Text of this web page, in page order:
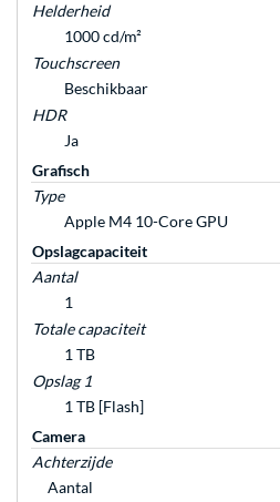
Helderheid
1000 cd/m²
Touchscreen
Beschikbaar
HDR
Ja
Grafisch
Type
Apple M4 10-Core GPU
Opslagcapaciteit
Aantal
1
Totale capaciteit
1 TB
Opslag 1
1 TB [Flash]
Camera
Achterzijde
Aantal